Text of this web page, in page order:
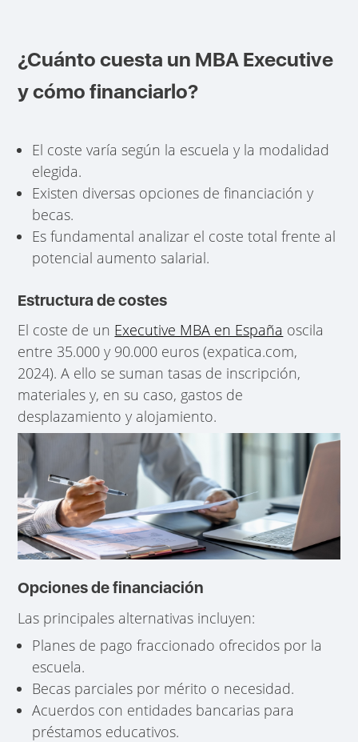
¿Cuánto cuesta un MBA Executive
y cómo financiarlo?
El coste varía según la escuela y la modalidad
elegida.
Existen diversas opciones de financiación y
becas.
Es fundamental analizar el coste total frente al
potencial aumento salarial.
Estructura de costes
El coste de un Executive MBA en España oscila
entre 35.000 y 90.000 euros (expatica.com,
2024). A ello se suman tasas de inscripción,
materiales y, en su caso, gastos de
desplazamiento y alojamiento.
Opciones de financiación
Las principales alternativas incluyen:
Planes de pago fraccionado ofrecidos por la
escuela.
Becas parciales por mérito o necesidad.
Acuerdos con entidades bancarias para
préstamos educativos.